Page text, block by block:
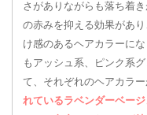
さがありながらも落ち着
の赤みを抑える効果があ
け感のあるヘアカラーに
もアッシュ系、ピンク系
て、それぞれのヘアカラー
れているラベンダーベー